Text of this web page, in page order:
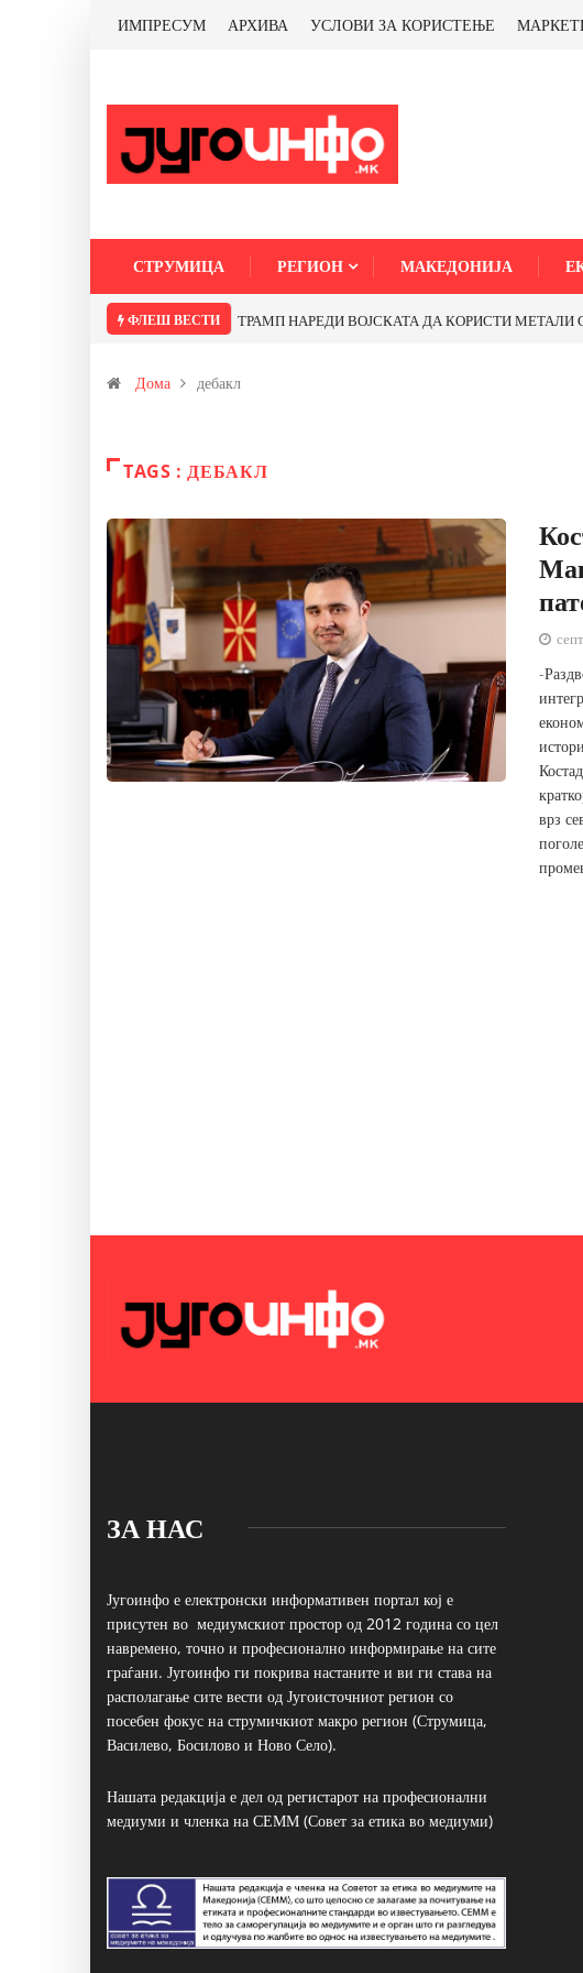
ИМПРЕСУМ АРХИВА УСЛОВИ ЗА КОРИСТЕЊЕ
СТРУМИЦА РЕГИОН МАКЕДОНИЈА
ФЛЕШ ВЕСТИ ТРАМП НАРЕДИ ВОЈСКАТА ДА КОРИСТИ МЕТАЛИ
Дома дебакл
TAGS : ДЕБАКЛ
-
врз
ЗА НАС
Југоинфо е електронски информативен портал кој е
присутен во медиумскиот простор од 2012 година со цел
навремено, точно и професионално информирање на сите
граѓани. Југоинфо ги покрива настаните и ви ги става на
располагање сите вести од Југоисточниот регион со
посебен фокус на струмичкиот макро регион (Струмица,
Василево, Босилово и Ново Село).
Нашата редакција е дел од регистарот на професионални
медиуми и членка на СЕММ (Совет за етика во медиуми)